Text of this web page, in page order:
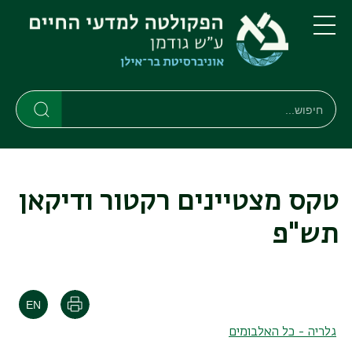
דילוג
לתוכן
העיקרי
דילוג
לתפריט
ניווט
ראשי
תפריט
חיפוש
חיפוש
טקס מצטיינים רקטור ודיקאן
תש"פ
הדפסה
גלריה - כל האלבומים